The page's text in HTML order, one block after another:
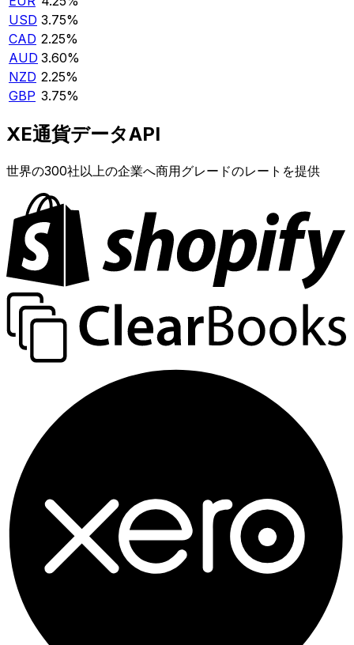
USD 3.75%
CAD 2.25%
AUD 3.60%
NZD 2.25%
GBP 3.75%
XE通貨データAPI
世界の300社以上の企業へ商用グレードのレートを提供